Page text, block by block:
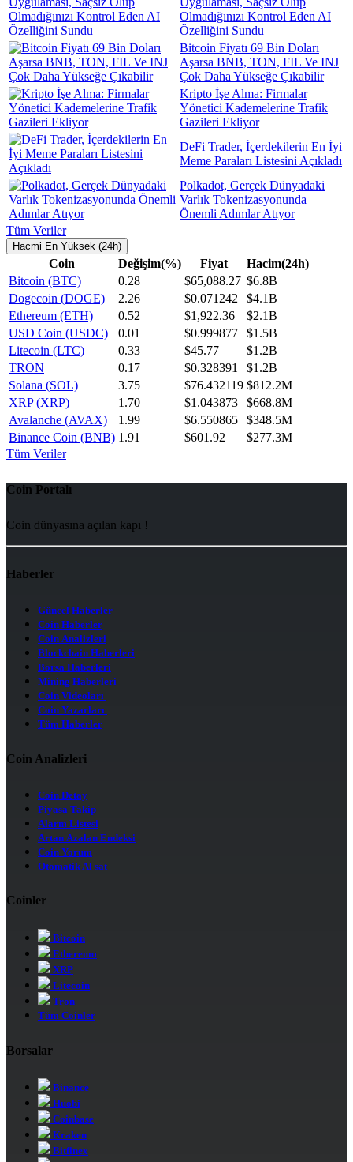
Olmadığınızı Kontrol Eden AI
Özelliğini Sundu
Bitcoin Fiyatı 69 Bin Doları
Aşarsa BNB, TON, FIL Ve INJ
Çok Daha Yükseğe Çıkabilir
Kripto İşe Alma: Firmalar
Yönetici Kademelerine Trafik
Gazileri Ekliyor
DeFi Trader, İçerdekilerin En İyi
Meme Paraları Listesini Açıkladı
Polkadot, Gerçek Dünyadaki
Varlık Tokenizasyonunda
Önemli Adımlar Atıyor
Tüm Veriler
Hacmi En Yüksek (24h)
Coin Değişim(%) Fiyat
Hacim(24h)
Bitcoin (BTC)
0.28 $65,088.27 $6.8B
Dogecoin (DOGE)
2.26 $0.071242
$4.1B
Ethereum (ETH)
0.52 $1,922.36
$2.1B
USD Coin (USDC)
0.01 $0.999877
$1.5B
Litecoin (LTC)
0.33 $45.77
$1.2B
TRON
0.17 $0.328391
$1.2B
Solana (SOL)
3.75 $76.432119 $812.2M
XRP (XRP)
1.70 $1.043873
$668.8M
Avalanche (AVAX)
1.99 $6.550865
$348.5M
Binance Coin (BNB) 1.91 $601.92
$277.3M
Tüm Veriler
Coin Portalı
Coin dünyasına açılan kapı !
Haberler
Güncel Haberler
Coin Haberler
Coin Analizleri
Blockchain Haberleri
Borsa Haberleri
Mining Haberleri
Coin Videoları
Coin Yazarları
Tüm Haberler
Coin Analizleri
Coin Detay
Piyasa Takip
Alarm Listesi
Artan Azalan Endeksi
Coin Yorum
Otomatik Al sat
Coinler
Bitcoin
Ethereum
XRP
Litecoin
Tron
Tüm Coinler
Borsalar
Binance
Huobi
Coinbase
Kraken
Bitfinex